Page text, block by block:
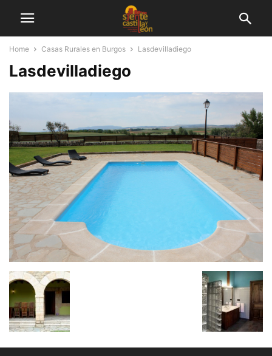
Home Casas Rurales en Burgos Lasdevilladiego
Lasdevilladiego